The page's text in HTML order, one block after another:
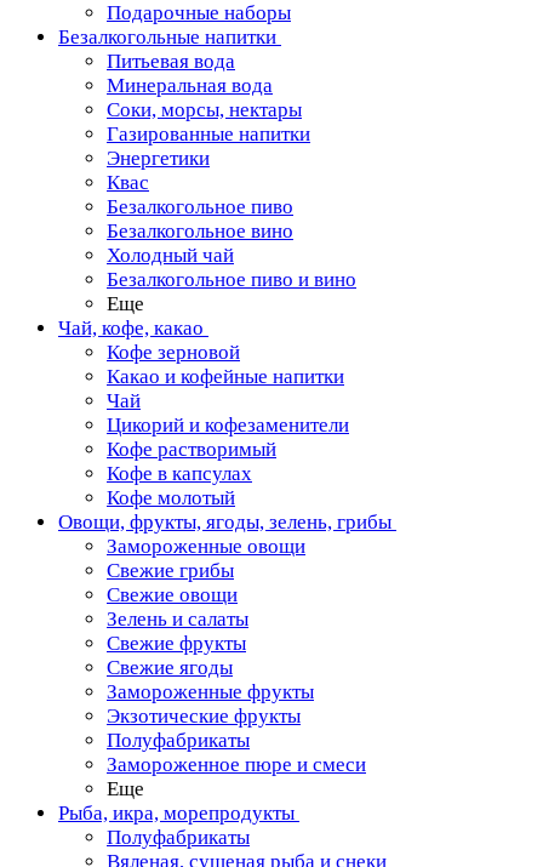
Подарочные наборы
Безалкогольные напитки
Питьевая вода
Минеральная вода
Соки, морсы, нектары
Газированные напитки
Энергетики
Квас
Безалкогольное пиво
Безалкогольное вино
Холодный чай
Безалкогольное пиво и вино
Еще
Чай, кофе, какао
Кофе зерновой
Какао и кофейные напитки
Чай
Цикорий и кофезаменители
Кофе растворимый
Кофе в капсулах
Кофе молотый
Овощи, фрукты, ягоды, зелень, грибы
Замороженные овощи
Свежие грибы
Свежие овощи
Зелень и салаты
Свежие фрукты
Свежие ягоды
Замороженные фрукты
Экзотические фрукты
Полуфабрикаты
Замороженное пюре и смеси
Еще
Рыба, икра, морепродукты
Полуфабрикаты
Вяленая, сушеная рыба и снеки